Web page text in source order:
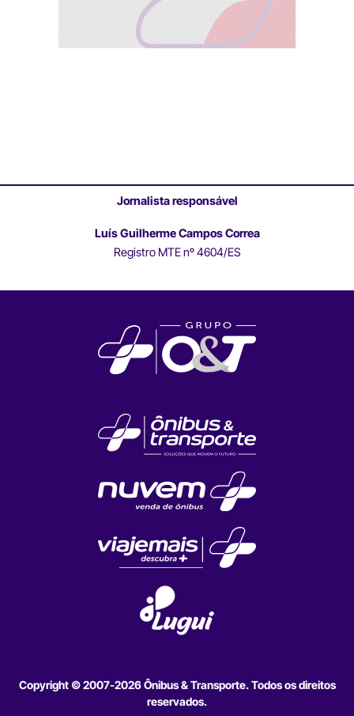
Jornalista responsável
Luís Guilherme Campos Correa
Registro MTE nº 4604/ES
Copyright © 2007-2026 Ônibus & Transporte. Todos os direitos
reservados.